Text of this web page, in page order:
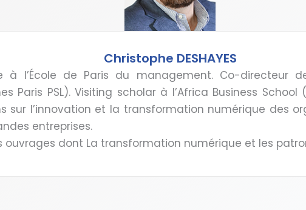
Christophe DESHAYES
à l’École de Paris du management. Co-directeur
Paris PSL). Visiting scholar à l’Africa Business
sur l’innovation et la transformation numérique des
entreprises.
ouvrages dont La transformation numérique et les